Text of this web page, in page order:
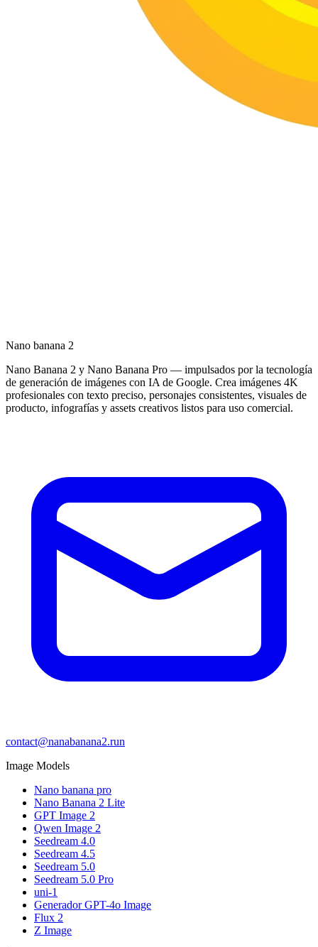
Nano banana 2
Nano Banana 2 y Nano Banana Pro — impulsados por la tecnología
de generación de imágenes con IA de Google. Crea imágenes 4K
profesionales con texto preciso, personajes consistentes, visuales de
producto, infografías y assets creativos listos para uso comercial.
contact@nanabanana2.run
Image Models
Nano banana pro
Nano Banana 2 Lite
GPT Image 2
Qwen Image 2
Seedream 4.0
Seedream 4.5
Seedream 5.0
Seedream 5.0 Pro
uni-1
Generador GPT-4o Image
Flux 2
Z Image